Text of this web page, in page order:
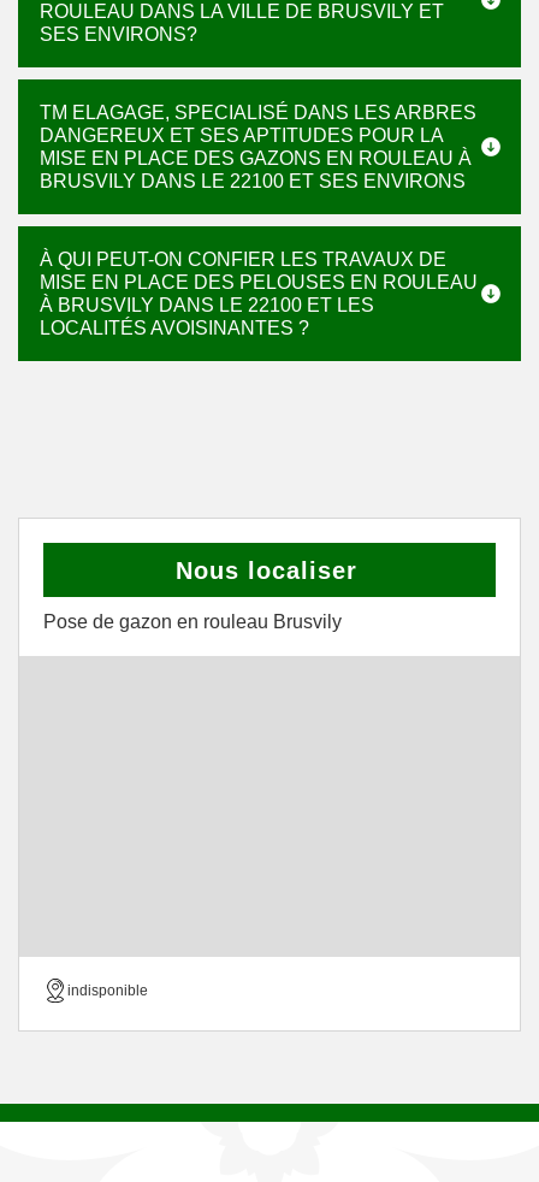
ROULEAU DANS LA VILLE DE BRUSVILY ET
SES ENVIRONS?
TM ELAGAGE, SPECIALISÉ DANS LES ARBRES
DANGEREUX ET SES APTITUDES POUR LA
MISE EN PLACE DES GAZONS EN ROULEAU À
BRUSVILY DANS LE 22100 ET SES ENVIRONS
À QUI PEUT-ON CONFIER LES TRAVAUX DE
MISE EN PLACE DES PELOUSES EN ROULEAU
À BRUSVILY DANS LE 22100 ET LES
LOCALITÉS AVOISINANTES ?
Nous localiser
Pose de gazon en rouleau Brusvily
indisponible